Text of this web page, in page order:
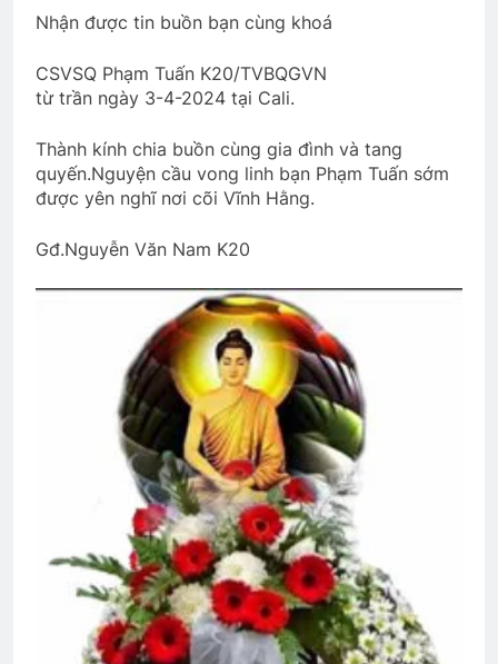
CTBCTY Tập IV chương 43
3 Years Ago
Đoản Ca Xuân
2 Years Ago
THIẾU NỮ VÙNG SƠN CƯỚC
Lá Rụng Về Cội
2 Years Ago
TÔI ĐÃ ĐẾN NƠI (Natasha Josefowitz)
3 Years Ago
Tâm thu gửi quý phu nhân Võ Bị
2 Years Ago
Nhận được tin buồn bạn cùng khoá
CSVSQ Phạm Tuấn K20/TVBQGVN
từ trần ngày 3-4-2024 tại Cali.
Thành kính chia buồn cùng gia đình và tang
quyến.Nguyện cầu vong linh bạn Phạm Tuấn sớm
được yên nghĩ nơi cõi Vĩnh Hằng.
Gđ.Nguyễn Văn Nam K20